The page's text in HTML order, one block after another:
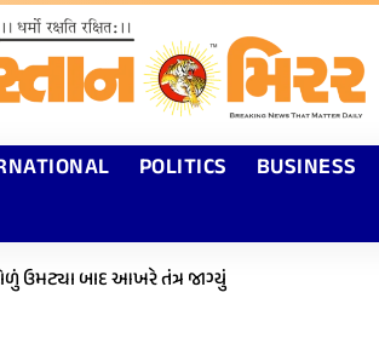
POLITICS
BUSINESS
ઉમટ્યા બાદ આખરે તંત્ર જાગ્યું